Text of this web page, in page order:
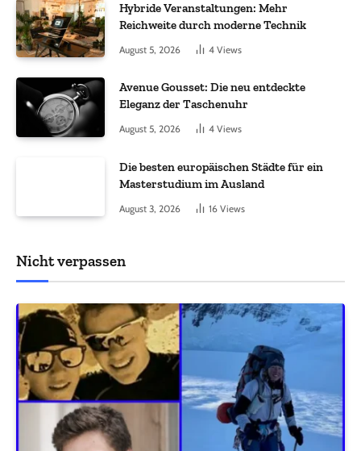
Hybride Veranstaltungen: Mehr
Reichweite durch moderne Technik
August 5, 2026 4 Views
Avenue Gousset: Die neu entdeckte
Eleganz der Taschenuhr
August 5, 2026 4 Views
Die besten europäischen Städte für ein
Masterstudium im Ausland
August 3, 2026 16 Views
Nicht verpassen